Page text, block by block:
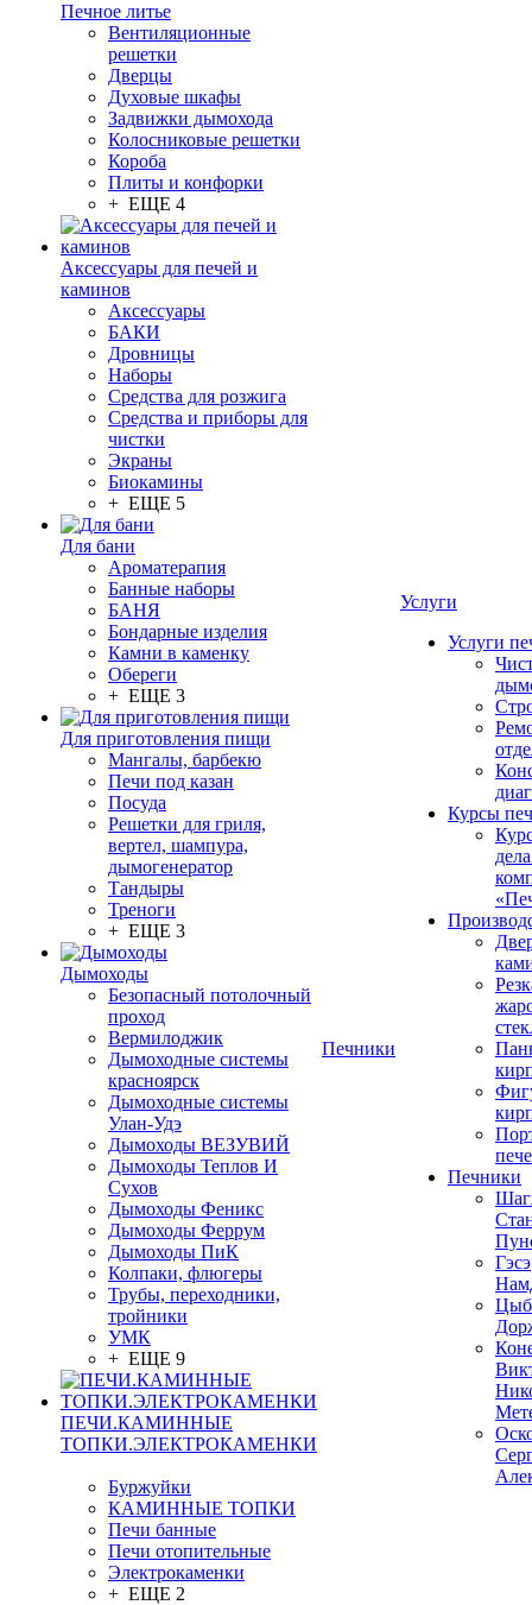
Печное литье
Вентиляционные
решетки
Дверцы
Духовые шкафы
Задвижки дымохода
Колосниковые решетки
Короба
Плиты и конфорки
+ ЕЩЕ 4
Аксессуары для печей и
каминов
Аксессуары
БАКИ
Дровницы
Наборы
Средства для розжига
Средства и приборы для
чистки
Экраны
Биокамины
+ ЕЩЕ 5
Для бани
Ароматерапия
Банные наборы
БАНЯ
Бондарные изделия
Камни в каменку
Обереги
+ ЕЩЕ 3
Для приготовления пищи
Мангалы, барбекю
Печи под казан
Посуда
Решетки для гриля,
вертел, шампура,
дымогенератор
Тандыры
Треноги
+ ЕЩЕ 3
Дымоходы
Безопасный потолочный
проход
Вермилоджик
Дымоходные системы
красноярск
Дымоходные системы
Улан-Удэ
Дымоходы ВЕЗУВИЙ
Дымоходы Теплов И
Сухов
Дымоходы Феникс
Дымоходы Феррум
Дымоходы ПиК
Колпаки, флюгеры
Трубы, переходники,
тройники
УМК
+ ЕЩЕ 9
ПЕЧИ.КАМИННЫЕ
ТОПКИ.ЭЛЕКТРОКАМЕНКИ
Буржуйки
КАМИННЫЕ ТОПКИ
Печи банные
Печи отопительные
Электрокаменки
+ ЕЩЕ 2
Печники
Услуги
Услуги
Курсы
Печники